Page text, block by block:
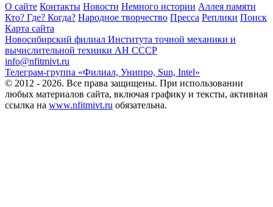
О сайте Контакты Новости Немного истории Аллея памяти
Кто? Где? Когда? Народное творчество Пресса Реплики Поиск
Карта сайта
Новосибирский филиал Института точной механики и
вычислительной техники АН СССР
info@nfitmivt.ru
Телеграм-группа «Филиал, Унипро, Sun, Intel»
© 2012 - 2026. Все права защищены. При использовании
любых материалов сайта, включая графику и тексты, активная
ссылка на www.nfitmivt.ru обязательна.